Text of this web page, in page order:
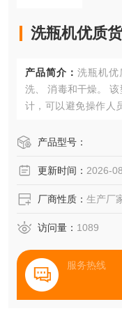
洗瓶机优质
产品简介： 洗瓶机优
洗、 消毒和干燥。
计，可以避免操作人
产品型号：
更新时间： 2026-
厂商性质： 生产厂
访问量： 1089
服务热线